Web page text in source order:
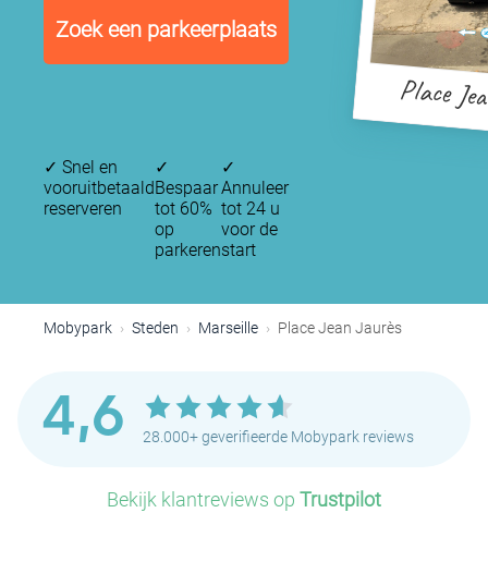
Zoek een parkeerplaats
Place
✓ Snel en
vooruitbetaald
reserveren
✓
Bespaar
tot 60%
op
parkeren
✓
Annuleer
tot 24 u
voor de
start
Mobypark Steden Marseille Place Jean Jaurès
4,6 28.000+ geverifieerde Mobypark reviews
Bekijk klantreviews op Trustpilot